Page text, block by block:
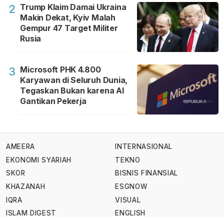
2 Trump Klaim Damai Ukraina
Makin Dekat, Kyiv Malah
Gempur 47 Target Militer
Rusia
3 Microsoft PHK 4.800
Karyawan di Seluruh Dunia,
Tegaskan Bukan karena AI
Gantikan Pekerja
AMEERA
EKONOMI SYARIAH
SKOR
KHAZANAH
IQRA
ISLAM DIGEST
INTERNASIONAL
TEKNO
BISNIS FINANSIAL
ESGNOW
VISUAL
ENGLISH